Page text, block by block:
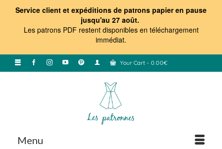
Service client et expéditions de patrons papier en pause
jusqu'au 27 août.
Les patrons PDF restent disponibles en téléchargement
immédiat.
Your Cart - 0.00€
Menu